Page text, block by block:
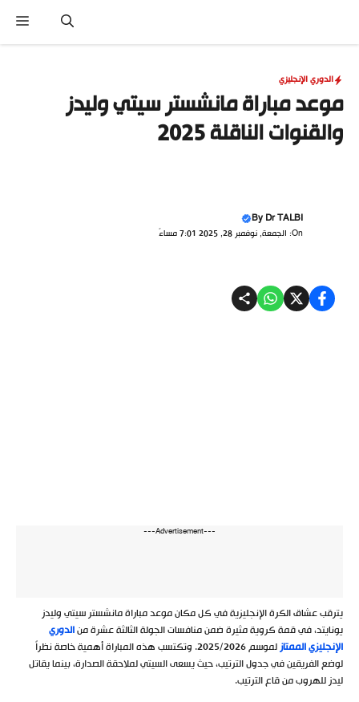
المحتوى
الدوري الإنجليزي
موعد مباراة مانشستر سيتي وليدز
والقنوات الناقلة 2025
ByDr TALBI
On: الجمعة, نوفمبر 28, 2025 7:01 مساءً
---Advertisement---
يترقب عشاق الكرة الإنجليزية في كل مكان موعد مباراة مانشستر سيتي وليدز
يونايتد، في قمة كروية مثيرة ضمن منافسات الجولة الثالثة عشرة منالدوري
الإنجليزي الممتاز
لموسم 2025/2026. وتكتسب هذه المباراة أهمية خاصة نظراً
لوضع الفريقين في جدول الترتيب، حيث يسعى السيتي لملاحقة الصدارة، بينما يقاتل
ليدز للهروب من قاع الترتيب.